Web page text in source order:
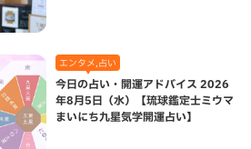
エンタメ,占い
今日の占い・開運アドバイス 2026
年8月5日（水）【琉球鑑定士ミウマ
まいにち九星気学開運占い】